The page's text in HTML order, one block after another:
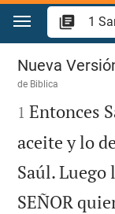
Ir a un contenido
1 Samuel 10
Nueva
de Biblica

1 Entonces
aceite y lo
Saúl. Luego
SEÑOR